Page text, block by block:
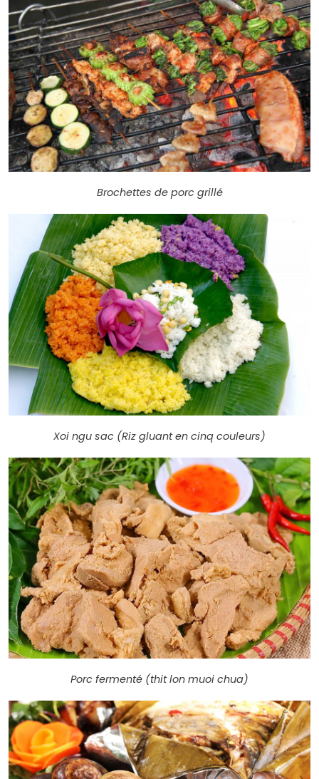
Brochettes de porc grillé
Xoi ngu sac (Riz gluant en cinq couleurs)
Porc fermenté (thit lon muoi chua)